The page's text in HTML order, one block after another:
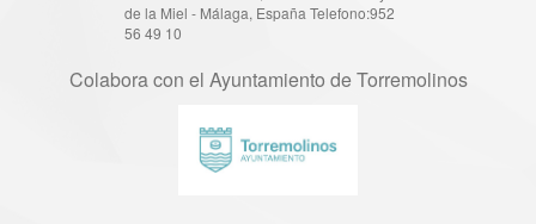
de la Miel - Málaga, España Telefono:952
56 49 10
Colabora con el Ayuntamiento de Torremolinos